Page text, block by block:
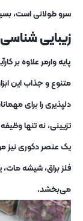
سرو طولانی است،
زیبایی
پایه وارمر علاوه بر
متنوع و جذاب این
دلپذیری را برای
تزیینی، نه تنها
یک عنصر دکوری نیز
فلز براق، شیشه
می‌بخشد.